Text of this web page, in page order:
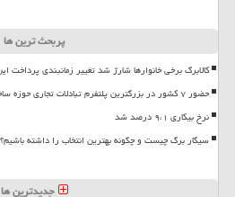
پربحث ترین ها
کالابرگ برخی خانوارها شارژ شد تغییر زمانبندی
حضور ۷ کشور در بزرگترین پلتفرم تبادلات تجاری حوزه ساخت وساز
نرخ بیکاری ۹،۱ درصد شد
سیگار برگ چیست و چگونه بهترین انتخاب را داشته باشیم؟
جدیدترین ها